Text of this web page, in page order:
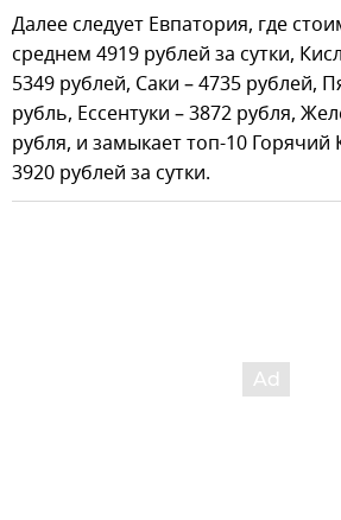
Далее следует Евпатория, где
среднем 4919 рублей за сутки,
5349 рублей, Саки – 4735 рублей,
рубль, Ессентуки – 3872 рубля,
рубля, и замыкает топ-10
3920 рублей за сутки.